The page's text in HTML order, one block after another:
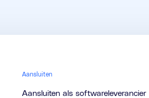
Aansluiten
Aansluiten als softwareleverancier